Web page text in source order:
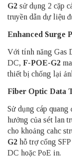
G2 sử dụng 2 cặp
truyền dẫn dự liệu
Enhanced Surge
Với tính năng Gas
DC, F-POE-G2
thiết bị chống lại
Fiber Optic Data
Sử dụng cáp quang
hưởng của sét lan
cho khoảng cahc
G2 hỗ trợ cổng
DC hoặc PoE in.